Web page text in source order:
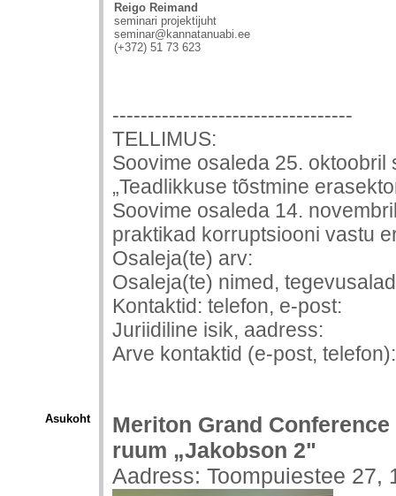
Reigo Reimand
seminari projektijuht
seminar@kannatanuabi.ee
(+372) 51 73 623
----------------------------------
TELLIMUS:
Soovime osaleda 25. oktoobril
„Teadlikkuse tõstmine
Soovime osaleda 14.
praktikad korruptsiooni vastu
Osaleja(te) arv:
Osaleja(te) nimed,
Kontaktid: telefon, e-post:
Juriidiline isik, aadress:
Arve kontaktid (e-post, telefon):
Asukoht
Meriton Grand
ruum „Jakobson 2"
Aadress: Toompuiestee 27,